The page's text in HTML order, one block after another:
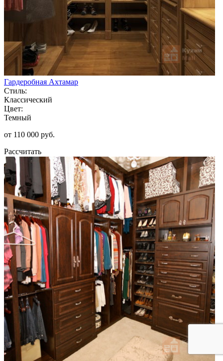
Гардеробная Ахтамар
Стиль:
Классический
Цвет:
Темный
от 110 000 руб.
Рассчитать